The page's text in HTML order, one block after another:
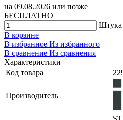
на 09.08.2026 или позже
БЕСПЛАТНО
Штука
В корзине
В избранное Из избранного
В сравнение Из сравнения
Характеристики
Код товара
Производитель